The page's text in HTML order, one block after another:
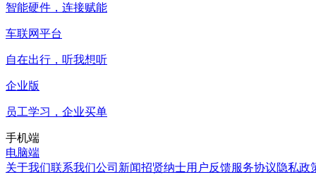
智能硬件，连接赋能
车联网平台
自在出行，听我想听
企业版
员工学习，企业买单
手机端
电脑端
关于我们联系我们公司新闻招贤纳士用户反馈服务协议隐私政